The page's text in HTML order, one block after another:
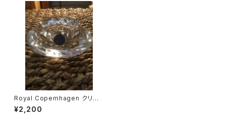
Royal Copemhagen クリス
タル キャンドルホルダー
¥2,200